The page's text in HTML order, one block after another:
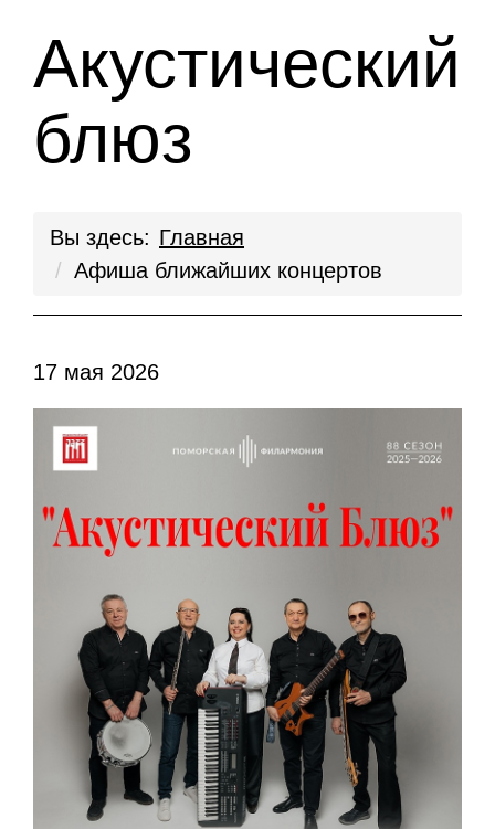
Акустический
блюз
Вы здесь: Главная
Афиша ближайших концертов
17 мая 2026